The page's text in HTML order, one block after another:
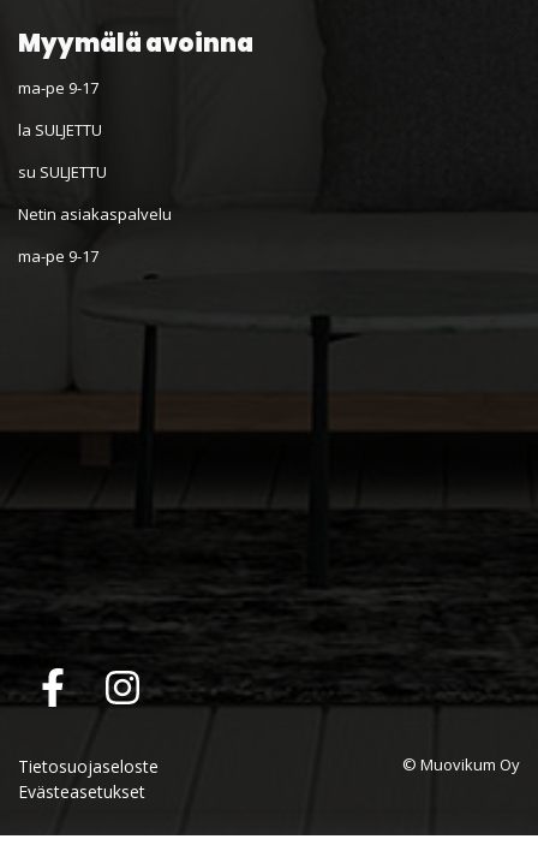
Myymälä avoinna
ma-pe 9-17
la SULJETTU
su SULJETTU
Netin asiakaspalvelu
ma-pe 9-17
Tietosuojaseloste
Evästeasetukset
© Muovikum Oy